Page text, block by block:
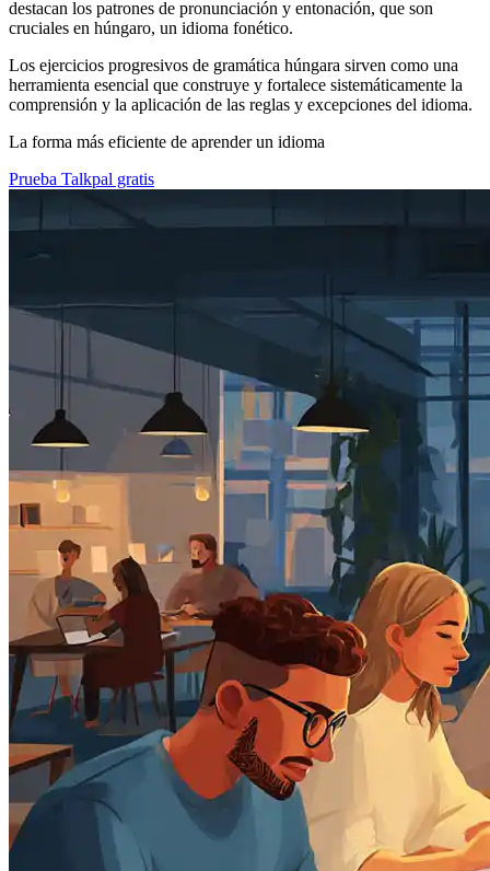
destacan los patrones de pronunciación y entonación, que son
cruciales en húngaro, un idioma fonético.
Los ejercicios progresivos de gramática húngara sirven como una
herramienta esencial que construye y fortalece sistemáticamente la
comprensión y la aplicación de las reglas y excepciones del idioma.
La forma más eficiente de aprender un idioma
Prueba Talkpal gratis